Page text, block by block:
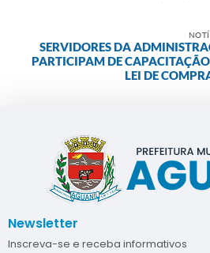
SERVIDORES DA
PARTICIPAM DE
LEI DE
Newsletter
Inscreva-se e receba informativos